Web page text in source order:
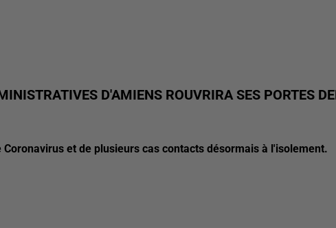
D'AMIENS ROUVRIRA SES PORTES
et de plusieurs cas contacts désormais à l'isolement.